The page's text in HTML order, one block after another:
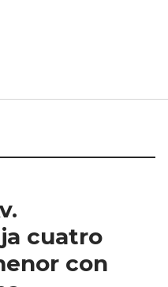
cuatro
con